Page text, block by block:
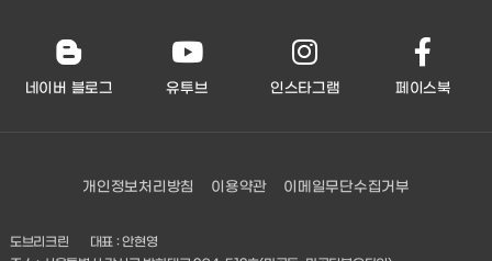
네이버 블로그 유투브 인스타그램 페이스북
개인정보처리방침 이용약관 이메일무단수집거부
도브리크린
대표 : 안현영